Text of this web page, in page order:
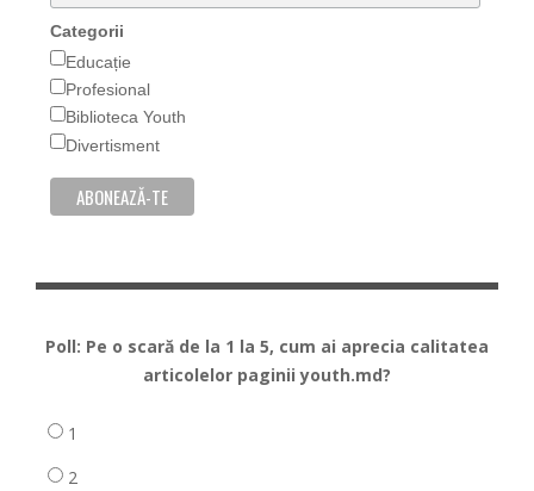
Categorii
Educație
Profesional
Biblioteca Youth
Divertisment
Poll: Pe o scară de la 1 la 5, cum ai aprecia calitatea
articolelor paginii youth.md?
1
2